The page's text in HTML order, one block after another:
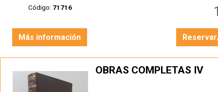
Código: 71716
Más información
OBRAS COMPLETAS IV